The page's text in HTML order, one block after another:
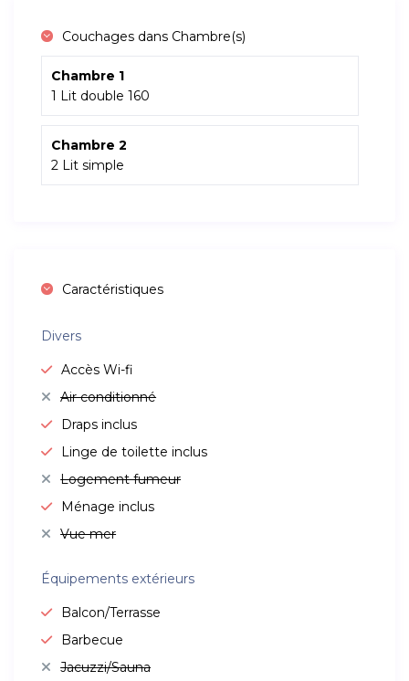
Couchages dans Chambre(s)
Chambre 1
1 Lit double 160
Chambre 2
2 Lit simple
Caractéristiques
Divers
Accès Wi-fi
Air conditionné
Draps inclus
Linge de toilette inclus
Logement fumeur
Ménage inclus
Vue mer
Équipements extérieurs
Balcon/Terrasse
Barbecue
Jacuzzi/Sauna